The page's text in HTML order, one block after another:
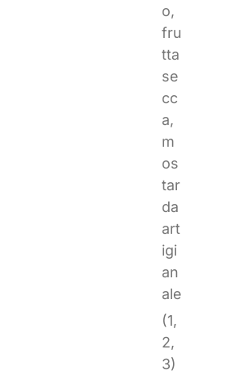
o,
fru
tta
se
cc
a,
m
os
tar
da
art
igi
an
ale
(1,
2,
3)